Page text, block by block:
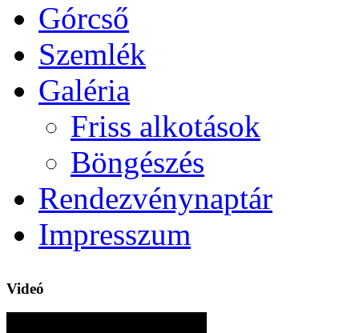
Górcső
Szemlék
Galéria
Friss alkotások
Böngészés
Rendezvénynaptár
Impresszum
Videó